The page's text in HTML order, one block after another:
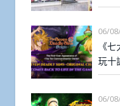
06/
《
玩十
06/